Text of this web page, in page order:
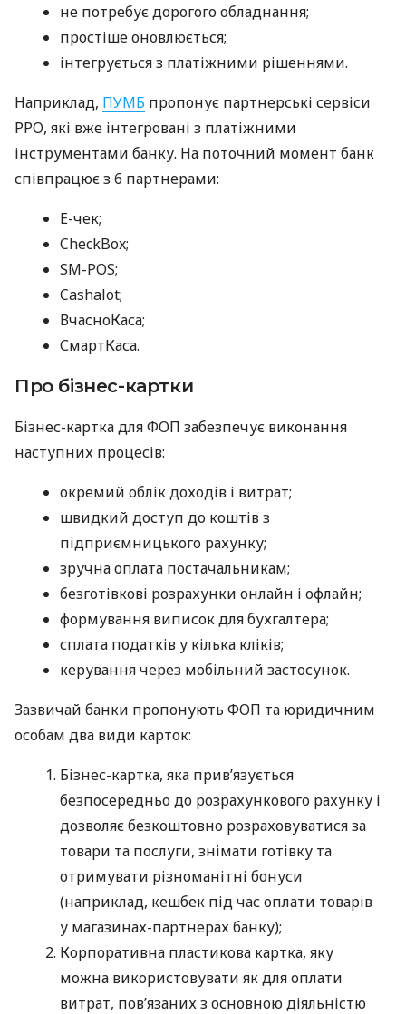
не потребує дорогого обладнання;
простіше оновлюється;
інтегрується з платіжними рішеннями.
Наприклад, ПУМБ пропонує партнерські сервіси
РРО, які вже інтегровані з платіжними
інструментами банку. На поточний момент банк
співпрацює з 6 партнерами:
E-чек;
CheckBox;
SM-POS;
Cashalot;
ВчасноКаса;
СмартКаса.
Про бізнес-картки
Бізнес-картка для ФОП забезпечує виконання
наступних процесів:
окремий облік доходів і витрат;
швидкий доступ до коштів з
підприємницького рахунку;
зручна оплата постачальникам;
безготівкові розрахунки онлайн і офлайн;
формування виписок для бухгалтера;
сплата податків у кілька кліків;
керування через мобільний застосунок.
Зазвичай банки пропонують ФОП та юридичним
особам два види карток:
Бізнес-картка, яка прив’язується
безпосередньо до розрахункового рахунку і
дозволяє безкоштовно розраховуватися за
товари та послуги, знімати готівку та
отримувати різноманітні бонуси
(наприклад, кешбек під час оплати товарів
у магазинах-партнерах банку);
Корпоративна пластикова картка, яку
можна використовувати як для оплати
витрат, пов’язаних з основною діяльністю